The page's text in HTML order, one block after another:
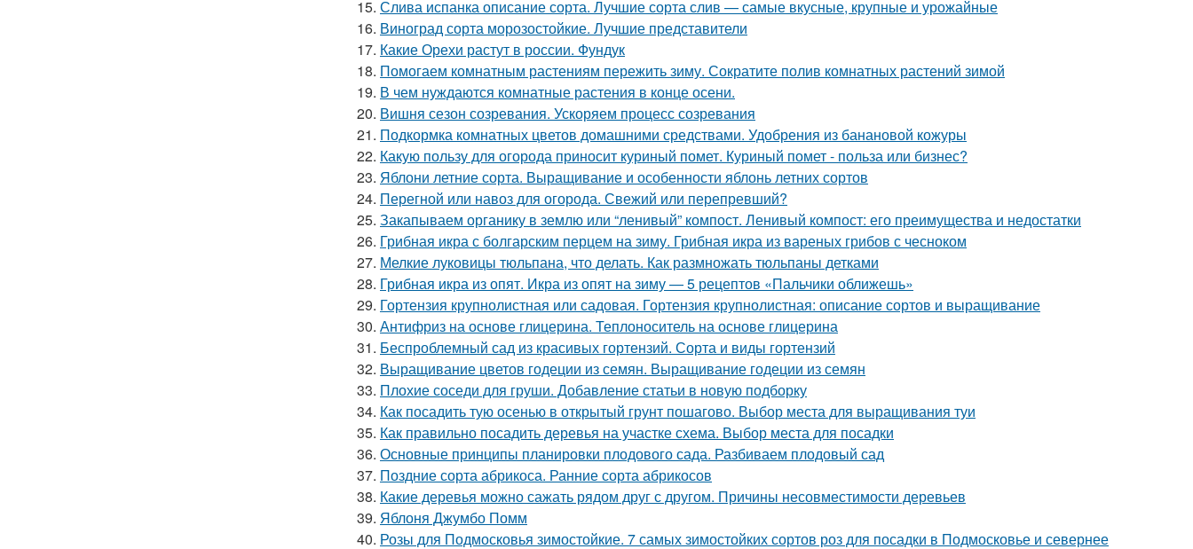
15. Слива испанка описание сорта. Лучшие сорта слив — самые вкусные, крупные и урожайные
16. Виноград сорта морозостойкие. Лучшие представители
17. Какие Орехи растут в россии. Фундук
18. Помогаем комнатным растениям пережить зиму. Сократите полив комнатных растений зимой
19. В чем нуждаются комнатные растения в конце осени.
20. Вишня сезон созревания. Ускоряем процесс созревания
21. Подкормка комнатных цветов домашними средствами. Удобрения из банановой кожуры
22. Какую пользу для огорода приносит куриный помет. Куриный помет - польза или бизнес?
23. Яблони летние сорта. Выращивание и особенности яблонь летних сортов
24. Перегной или навоз для огорода. Свежий или перепревший?
25. Закапываем органику в землю или “ленивый” компост. Ленивый компост: его преимущества и недостатки
26. Грибная икра с болгарским перцем на зиму. Грибная икра из вареных грибов с чесноком
27. Мелкие луковицы тюльпана, что делать. Как размножать тюльпаны детками
28. Грибная икра из опят. Икра из опят на зиму — 5 рецептов «Пальчики оближешь»
29. Гортензия крупнолистная или садовая. Гортензия крупнолистная: описание сортов и выращивание
30. Антифриз на основе глицерина. Теплоноситель на основе глицерина
31. Беспроблемный сад из красивых гортензий. Сорта и виды гортензий
32. Выращивание цветов годеции из семян. Выращивание годеции из семян
33. Плохие соседи для груши. Добавление статьи в новую подборку
34. Как посадить тую осенью в открытый грунт пошагово. Выбор места для выращивания туи
35. Как правильно посадить деревья на участке схема. Выбор места для посадки
36. Основные принципы планировки плодового сада. Разбиваем плодовый сад
37. Поздние сорта абрикоса. Ранние сорта абрикосов
38. Какие деревья можно сажать рядом друг с другом. Причины несовместимости деревьев
39. Яблоня Джумбо Помм
40. Розы для Подмосковья зимостойкие. 7 самых зимостойких сортов роз для посадки в Подмосковье и севернее